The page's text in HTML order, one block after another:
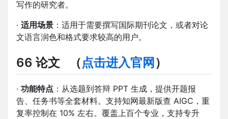
写作的研究者。
· 适用场景 ：适用于需要撰写国际期刊论文，或者对论
文语言润色和格式要求较高的用户。
66 论文 （点击进入官网 ）
· 功能特点 ：从选题到答辩 PPT 生成，提供开题报
告、任务书等全套材料。支持知网最新版查 AIGC，重
复率控制在 10% 左右。覆盖上百个专业，支持专升